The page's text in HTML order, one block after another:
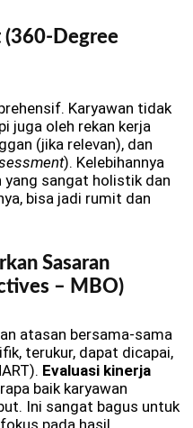
(360-Degree
Karyawan tidak
juga oleh rekan kerja
(jika relevan), dan
). Kelebihannya
yang sangat holistik dan
bisa jadi rumit dan
Sasaran
– MBO)
atasan bersama-sama
terukur, dapat dicapai,
Evaluasi kinerja
baik karyawan
Ini sangat bagus untuk
pada hasil.